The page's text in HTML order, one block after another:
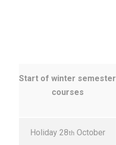
Start of winter semester
courses
Holiday 28th October